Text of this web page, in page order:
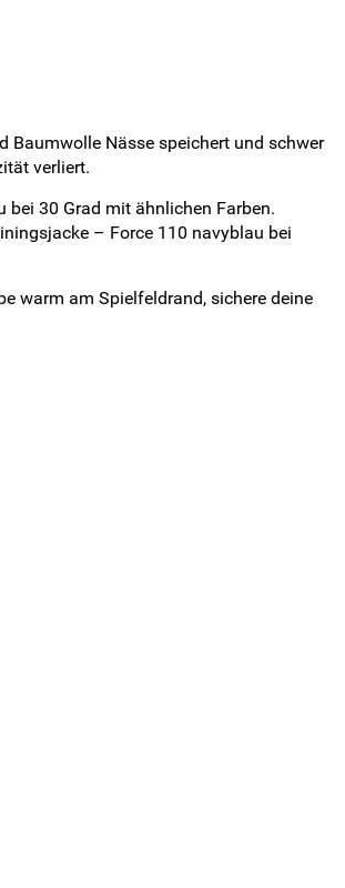
Baumwolle Nässe speichert und schwer
verliert.
30 Grad mit ähnlichen Farben.
– Force 110 navyblau bei
warm am Spielfeldrand, sichere deine